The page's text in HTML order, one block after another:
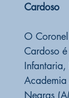
Cardoso
O
Cardoso
Negras